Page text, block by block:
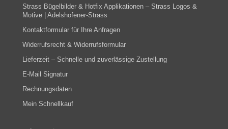
Strass Bügelbilder & Hotfix Applikationen – Strass Logos &
Motive | Adelshofener-Strass
Kontaktformular für Ihre Anfragen
Widerrufsrecht & Widerrufsformular
Lieferzeit – Schnelle und zuverlässige Zustellung
E-Mail Signatur
Rechnungsdaten
Mein Schnellkauf